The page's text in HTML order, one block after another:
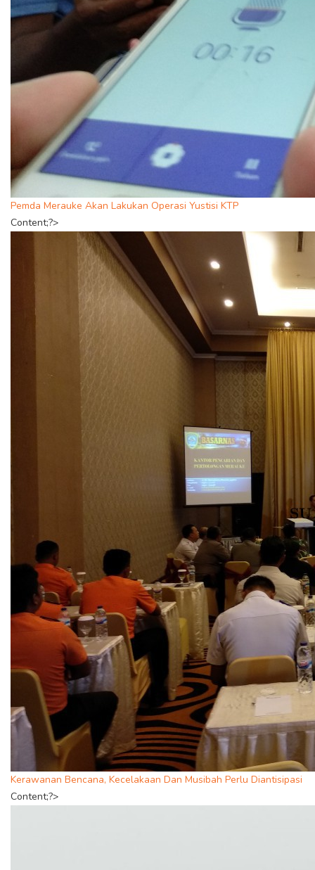
Pemda Merauke Akan Lakukan Operasi Yustisi KTP
Content;?>
Kerawanan Bencana, Kecelakaan Dan Musibah Perlu Diantisipasi
Content;?>